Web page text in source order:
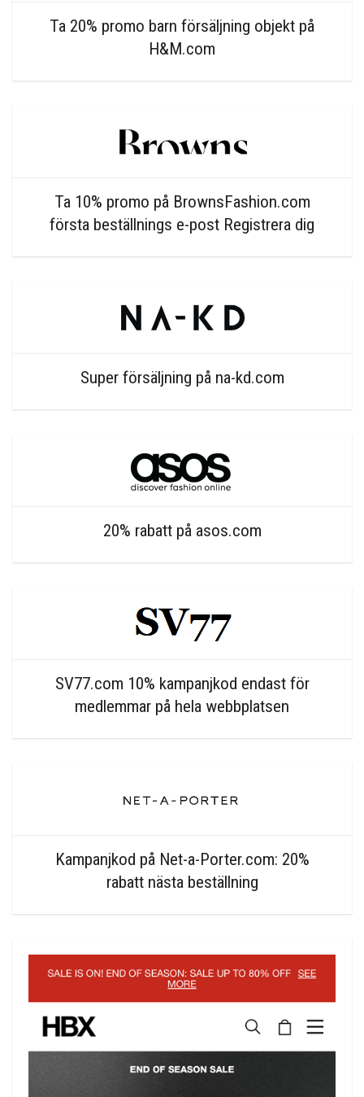
Ta 20% promo barn försäljning objekt på
H&M.com
Ta 10% promo på BrownsFashion.com
första beställnings e-post Registrera dig
Super försäljning på na-kd.com
20% rabatt på asos.com
SV77.com 10% kampanjkod endast för
medlemmar på hela webbplatsen
Kampanjkod på Net-a-Porter.com: 20%
rabatt nästa beställning